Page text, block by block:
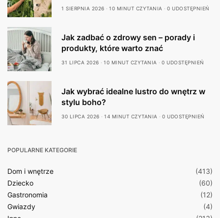
1 SIERPNIA 2026 10 MINUT CZYTANIA 0 UDOSTĘPNIEŃ
Jak zadbać o zdrowy sen – porady i
produkty, które warto znać
31 LIPCA 2026 10 MINUT CZYTANIA 0 UDOSTĘPNIEŃ
Jak wybrać idealne lustro do wnętrz w
stylu boho?
30 LIPCA 2026 14 MINUT CZYTANIA 0 UDOSTĘPNIEŃ
POPULARNE KATEGORIE
Dom i wnętrze
(413)
Dziecko
(60)
Gastronomia
(12)
Gwiazdy
(4)